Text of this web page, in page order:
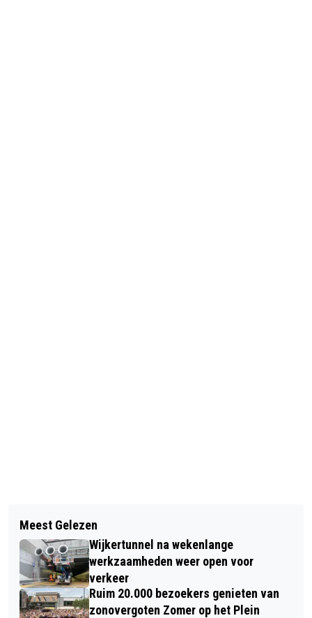
ALKMAAR “DEMENTIEVRIENDELIJKE
GEMEENTE”
ALKMAARDER WINT 1 MILJOEN EURO
IN STAATSLOTERIJ
Meest Gelezen
Wijkertunnel na wekenlange
werkzaamheden weer open voor
verkeer
Ruim 20.000 bezoekers genieten van
zonovergoten Zomer op het Plein